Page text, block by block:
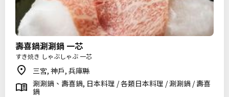
壽喜鍋涮涮鍋 一芯
すき焼き しゃぶしゃぶ 一芯
三宮, 神戶, 兵庫縣
涮涮鍋、壽喜鍋, 日本料理 / 各類日本料理 / 涮涮鍋 / 壽喜
鍋